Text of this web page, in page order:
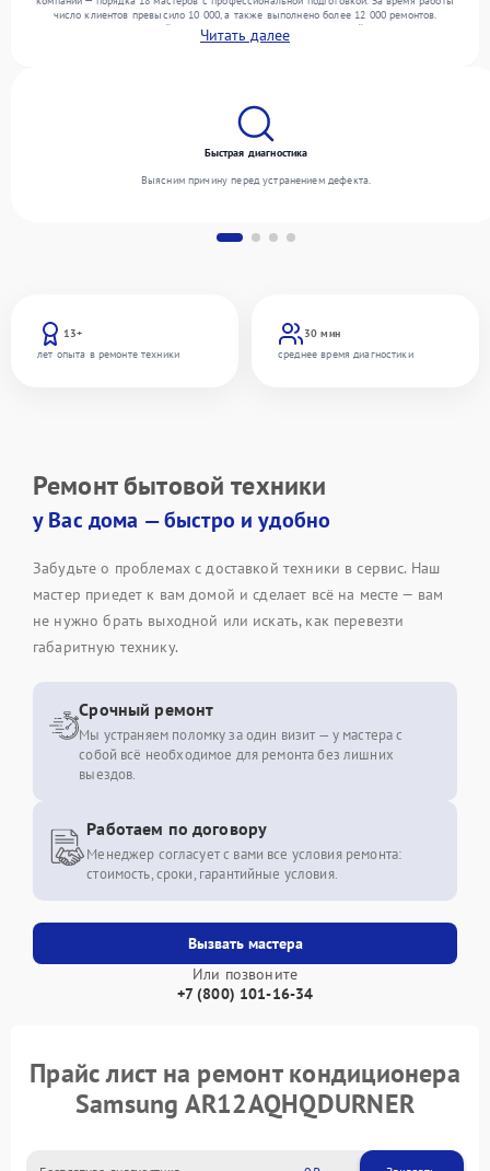
число клиентов превысило 10 000, а также выполнено более 12 000 ремонтов.
Ежемесячно в сервисный центр поступает более 300 обращений, включая , , . Мы
беремся за задачи любой сложности и поддерживаем высокий стандарт качества
Читать далее
13+
лет опыта в ремонте техники
30 мин
среднее время диагностики
Быстрая диагностика
Выясним причину перед устранением дефекта.
Ремонт бытовой техники
у Вас дома — быстро и удобно
Забудьте о проблемах с доставкой техники в сервис. Наш
мастер приедет к вам домой и сделает всё на месте — вам
не нужно брать выходной или искать, как перевезти
габаритную технику.
Вызвать мастера
Или позвоните
+7 (800) 101-16-34
Срочный ремонт
Мы устраняем поломку за один визит — у мастера с
собой всё необходимое для ремонта без лишних
выездов.
Работаем по договору
Менеджер согласует с вами все условия ремонта:
стоимость, сроки, гарантийные условия.
Прайс лист на ремонт кондиционера
Samsung AR12AQHQDURNER